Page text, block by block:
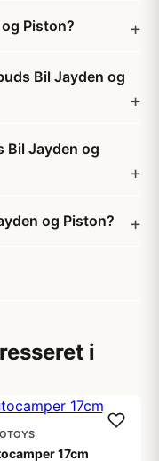
Piston?
Bil Jayden og
Bil Jayden og
og Piston?
i
17cm